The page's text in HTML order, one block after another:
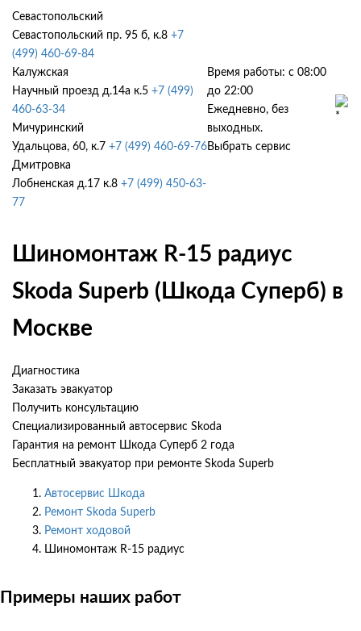
Севастопольский
Севастопольский пр. 95 б, к.8 +7
(499) 460-69-84
Калужская
Научный проезд д.14а к.5 +7 (499)
460-63-34
Мичуринский
Удальцова, 60, к.7 +7 (499) 460-69-76
Дмитровка
Лобненская д.17 к.8 +7 (499) 450-63-
77
Время работы: с 08:00
до 22:00
Ежедневно, без
выходных.
Выбрать сервис
Шиномонтаж R-15 радиус
Skoda Superb (Шкода Суперб) в
Москве
Диагностика
Заказать эвакуатор
Получить консультацию
Специализированный автосервис Skoda
Гарантия на ремонт Шкода Суперб 2 года
Бесплатный эвакуатор при ремонте Skoda Superb
Автосервис Шкода
Ремонт Skoda Superb
Ремонт ходовой
Шиномонтаж R-15 радиус
Примеры наших работ